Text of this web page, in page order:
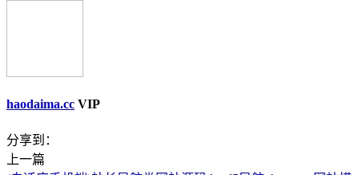
haodaima.cc VIP
分享到：
上一篇